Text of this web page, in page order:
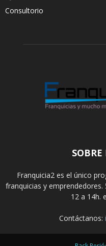
Consultorio
Franquicia2 es el único
franquicias y
12 a 14h.
Contáctanos: